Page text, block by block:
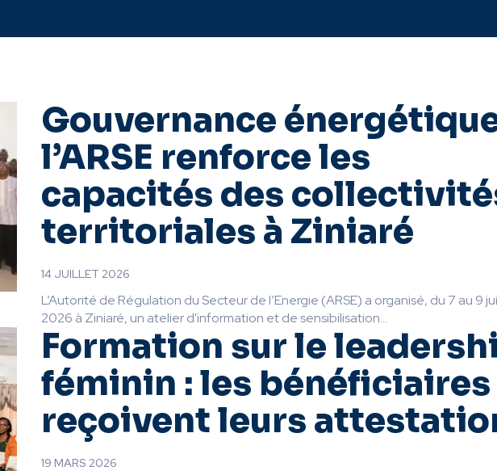
Gouvernance
l’ARSE renforce les
capacités des
territoriales à Ziniaré
14 JUILLET 2026
L’Autorité de Régulation du Secteur de l’Energie (ARSE) a organisé, du 7 au 9
2026 à Ziniaré, un atelier d'information et de sensibilisation...
Formation sur le
féminin : les bénéficiaires
reçoivent leurs
19 MARS 2026